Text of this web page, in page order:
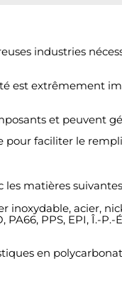
industries
est extrêmement
et peuvent
faciliter le
matières
inoxydable, acier,
PPS, EPI, Î.-P.-
en